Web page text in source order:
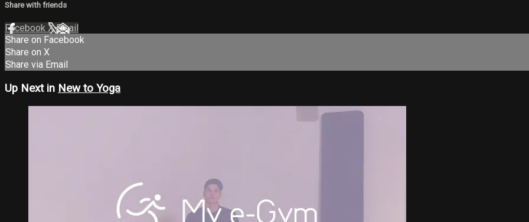
Share with friends
Facebook XEmail
Share on Facebook
Share on X
Share via Email
Up Next in New to Yoga